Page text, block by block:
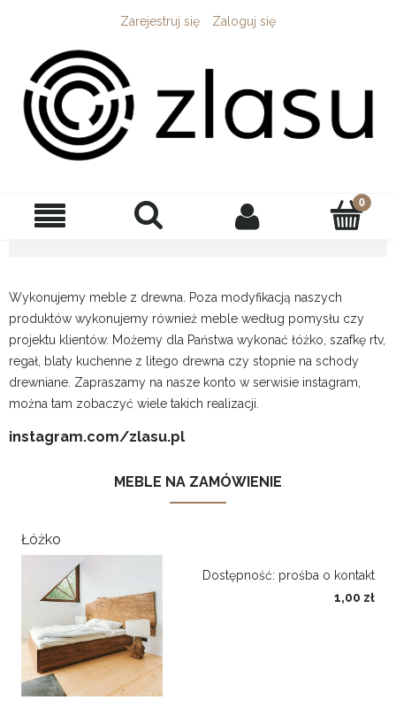
Zarejestruj się Zaloguj się
Wykonujemy meble z drewna. Poza modyfikacją naszych
produktów wykonujemy również meble według pomysłu czy
projektu klientów. Możemy dla Państwa wykonać łóżko, szafkę rtv,
regał, blaty kuchenne z litego drewna czy stopnie na schody
drewniane. Zapraszamy na nasze konto w serwisie instagram,
można tam zobaczyć wiele takich realizacji.
instagram.com/zlasu.pl
MEBLE NA ZAMÓWIENIE
Łóżko
Dostępność: prośba o kontakt
1,00 zł